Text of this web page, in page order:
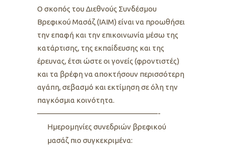
O σκοπός του Διεθνούς Συνδέσμου
Βρεφικού Μασάζ (IAIM) είναι να προωθήσει
την επαφή και την επικοινωνία μέσω της
κατάρτισης, της εκπαίδευσης και της
έρευνας, έτσι ώστε οι γονείς (φροντιστές)
και τα βρέφη να αποκτήσουν περισσότερη
αγάπη, σεβασμό και εκτίμηση σε όλη την
παγκόσμια κοινότητα.
————————————————-
Ημερομηνίες συνεδριών βρεφικού
μασάζ πιο συγκεκριμένα: